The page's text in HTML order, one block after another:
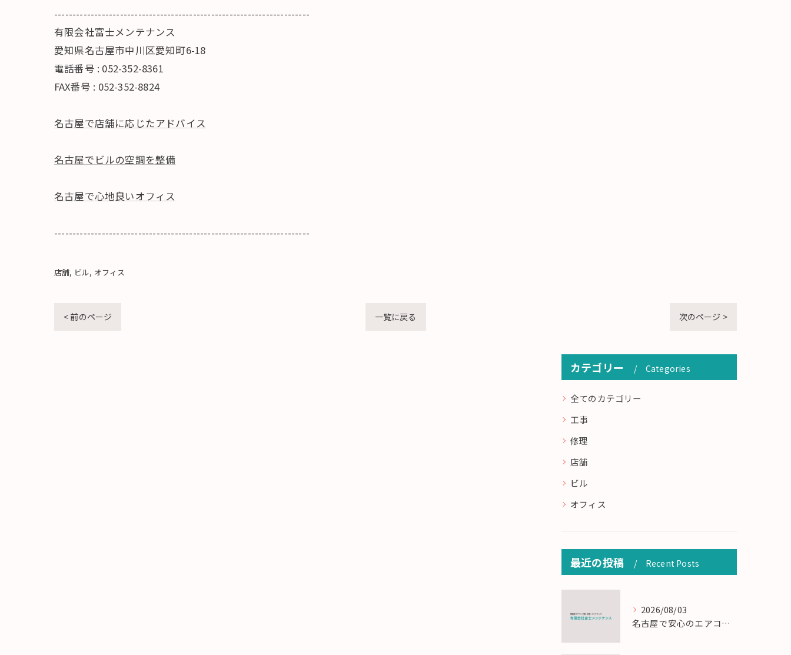
----------------------------------------------------------------------
有限会社富士メンテナンス
愛知県名古屋市中川区愛知町6-18
電話番号 : 052-352-8361
FAX番号 : 052-352-8824
名古屋で店舗に応じたアドバイス
名古屋でビルの空調を整備
名古屋で心地良いオフィス
----------------------------------------------------------------------
店舗 ビル オフィス
< 前のページ 一覧に戻る 次のページ >
カテゴリー Categories
全てのカテゴリー
工事
修理
店舗
ビル
オフィス
最近の投稿 Recent Posts
2026/08/03
名古屋で安心のエアコン工事と定期メンテナンスの重要性